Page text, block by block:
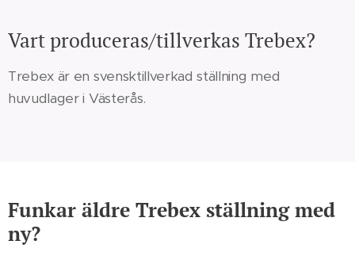
Vart produceras/tillverkas Trebex?
Trebex är en svensktillverkad ställning med
huvudlager i Västerås.
Funkar äldre Trebex ställning med
ny?